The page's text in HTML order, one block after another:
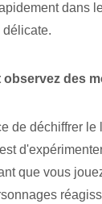
dans
observez des
de ⁤déchiffrer⁣
que vous